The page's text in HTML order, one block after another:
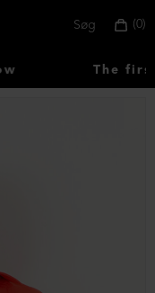
0
Søg
The first